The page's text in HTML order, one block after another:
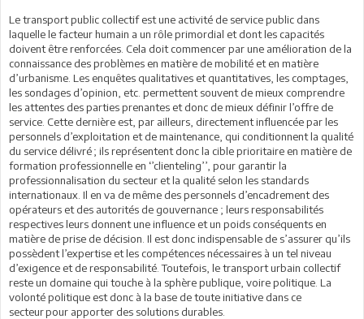
Le transport public collectif est une activité de service public dans
laquelle le facteur humain a un rôle primordial et dont les capacités
doivent être renforcées. Cela doit commencer par une amélioration de la
connaissance des problèmes en matière de mobilité et en matière
d’urbanisme. Les enquêtes qualitatives et quantitatives, les comptages,
les sondages d’opinion, etc. permettent souvent de mieux comprendre
les attentes des parties prenantes et donc de mieux définir l’offre de
service. Cette dernière est, par ailleurs, directement influencée par les
personnels d’exploitation et de maintenance, qui conditionnent la qualité
du service délivré ; ils représentent donc la cible prioritaire en matière de
formation professionnelle en ‘’clienteling’’, pour garantir la
professionnalisation du secteur et la qualité selon les standards
internationaux. Il en va de même des personnels d’encadrement des
opérateurs et des autorités de gouvernance ; leurs responsabilités
respectives leurs donnent une influence et un poids conséquents en
matière de prise de décision. Il est donc indispensable de s’assurer qu’ils
possèdent l’expertise et les compétences nécessaires à un tel niveau
d’exigence et de responsabilité. Toutefois, le transport urbain collectif
reste un domaine qui touche à la sphère publique, voire politique. La
volonté politique est donc à la base de toute initiative dans ce
secteur pour apporter des solutions durables.